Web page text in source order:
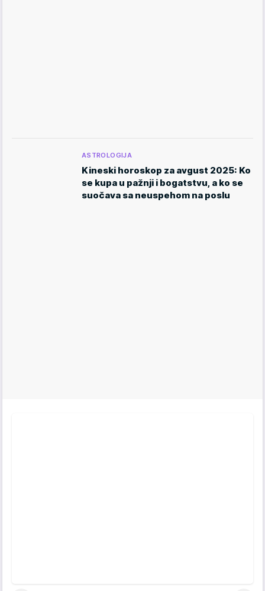
ASTROLOGIJA
Kineski horoskop za avgust 2025: Ko
se kupa u pažnji i bogatstvu, a ko se
suočava sa neuspehom na poslu